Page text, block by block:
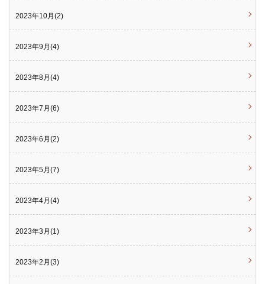
2023年10月(2)
2023年9月(4)
2023年8月(4)
2023年7月(6)
2023年6月(2)
2023年5月(7)
2023年4月(4)
2023年3月(1)
2023年2月(3)